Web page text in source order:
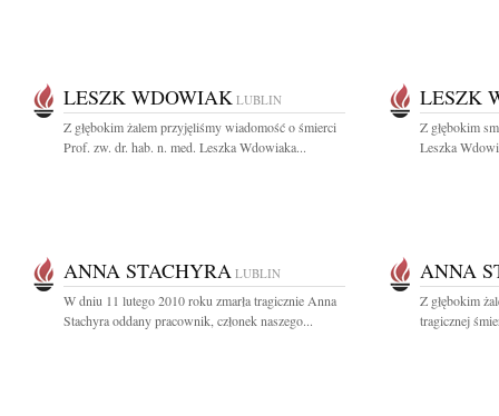
LESZK WDOWIAK LUBLIN
Z głębokim żalem przyjęliśmy wiadomość o śmierci
Prof. zw. dr. hab. n. med. Leszka Wdowiaka...
LESZK
Z głębokim
Leszka
ANNA STACHYRA LUBLIN
W dniu 11 lutego 2010 roku zmarła tragicznie Anna
Stachyra oddany pracownik, członek naszego...
ANNA
Z głębokim
tragicznej